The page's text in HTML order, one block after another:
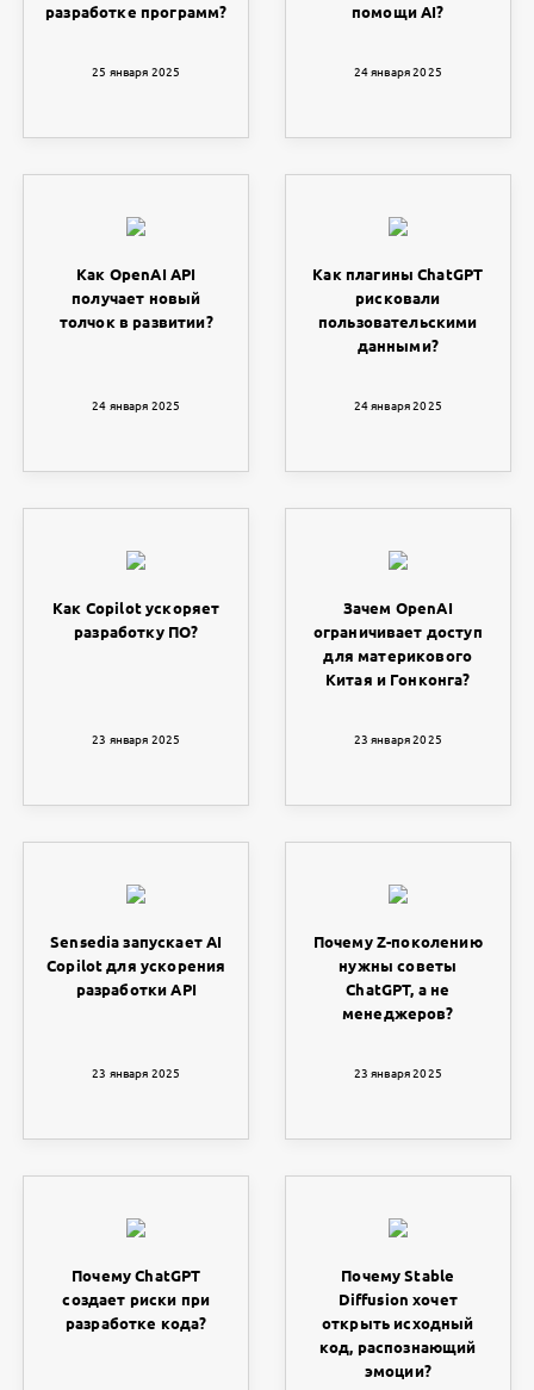
разработке программ?
25 января 2025
помощи AI?
24 января 2025
Как OpenAI API
получает новый
толчок в развитии?
24 января 2025
Как плагины ChatGPT
рисковали
пользовательскими
данными?
24 января 2025
Как Copilot ускоряет
разработку ПО?
23 января 2025
Зачем OpenAI
ограничивает доступ
для материкового
Китая и Гонконга?
23 января 2025
Sensedia запускает AI
Copilot для ускорения
разработки API
23 января 2025
Почему Z-поколению
нужны советы
ChatGPT, а не
менеджеров?
23 января 2025
Почему ChatGPT
создает риски при
разработке кода?
Почему Stable
Diffusion хочет
открыть исходный
код, распознающий
эмоции?